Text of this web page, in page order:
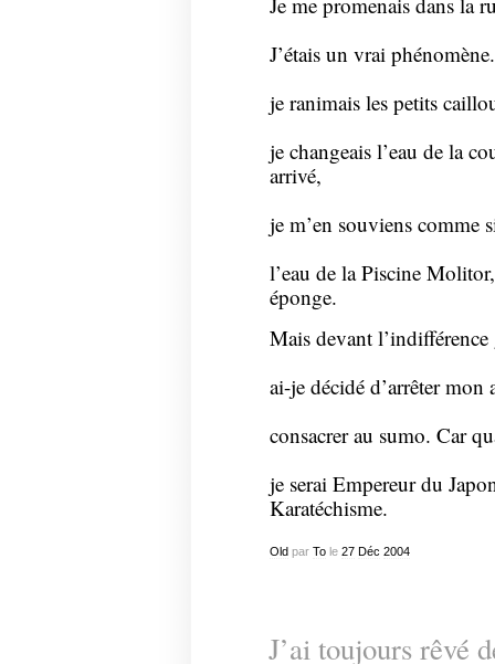
J’étais un vrai
je ranimais les petits
je changeais l’eau de la
arrivé,
je m’en souviens comme
l’eau de la Piscine
éponge.
Mais devant
ai-je décidé d’arrêter
consacrer au sumo. Car
je serai Empereur du
Karatéchisme.
Oldpar Tole 27 Déc 2004
J’ai toujours rêvé